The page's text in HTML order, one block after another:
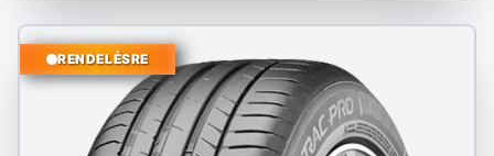
RENDELÉSRE